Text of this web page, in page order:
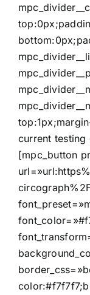
current
[mpc_button